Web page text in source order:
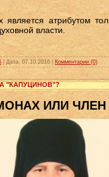
является атрибутом
власти.
Дата: 07.10.2016 Комментарии (0)
"КАПУЦИНОВ"?
ИЛИ ЧЛЕН